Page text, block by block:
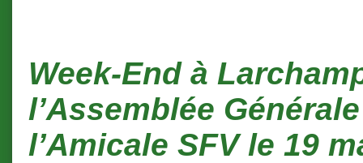
Week-End à
l’Assemblée
l’Amicale SFV le 19